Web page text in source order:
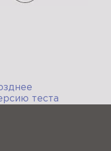
теста